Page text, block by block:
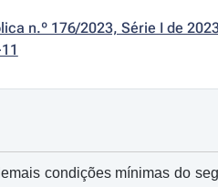
n.º 176/2023, Série I de
condições mínimas do